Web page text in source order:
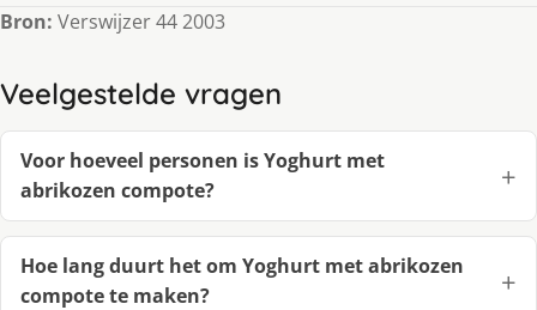
Bron: Verswijzer 44 2003
Veelgestelde vragen
Voor hoeveel personen is Yoghurt met
abrikozen compote?
Hoe lang duurt het om Yoghurt met abrikozen
compote te maken?